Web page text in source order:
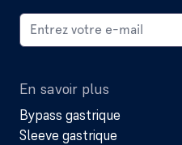
En savoir plus
Bypass gastrique
Sleeve gastrique